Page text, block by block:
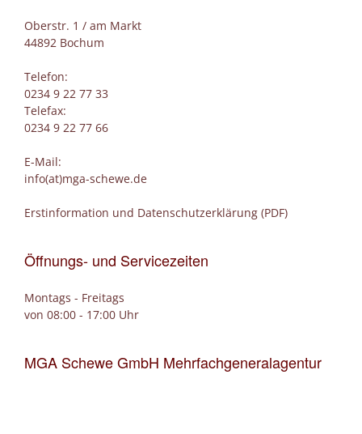
Oberstr. 1 / am Markt
44892 Bochum
Telefon:
0234 9 22 77 33
Telefax:
0234 9 22 77 66
E-Mail:
info(at)mga-schewe.de
Erstinformation und Datenschutzerklärung (PDF)
Öffnungs- und Servicezeiten
Montags - Freitags
von 08:00 - 17:00 Uhr
MGA Schewe GmbH Mehrfachgeneralagentur